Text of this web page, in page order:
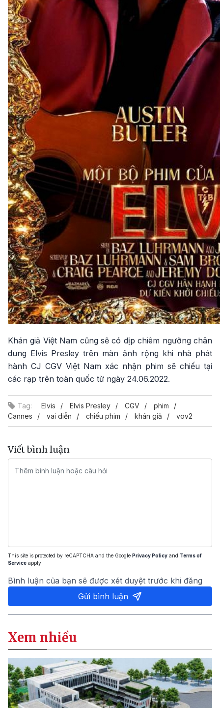
Khán giả Việt Nam cũng sẽ có dịp chiêm ngưỡng chân
dung Elvis Presley trên màn ảnh rộng khi nhà phát
hành CJ CGV Việt Nam xác nhận phim sẽ chiếu tại
các rạp trên toàn quốc từ ngày 24.06.2022.
Tag: Elvis Elvis Presley CGV
phim
Cannes
vai diễn chiếu phim khán giả vov2
Viết bình luận
This site is protected by reCAPTCHA and the Google Privacy Policy and Terms of
Service apply.
Bình luận của bạn sẽ được xét duyệt trước khi đăng
Gửi bình luận
Xem nhiều